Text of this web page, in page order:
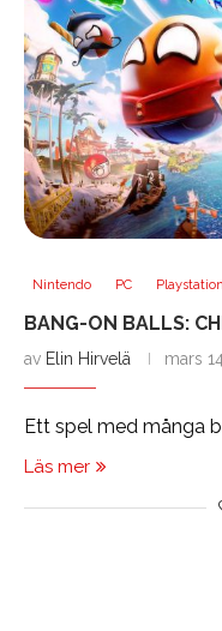
Nintendo PC Playstation
BANG-ON BALLS:
av Elin Hirvelä mars
Ett spel med många
Läs mer